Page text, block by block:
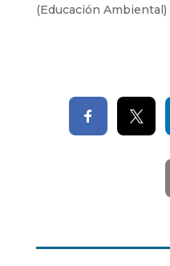
(Educación Ambiental)